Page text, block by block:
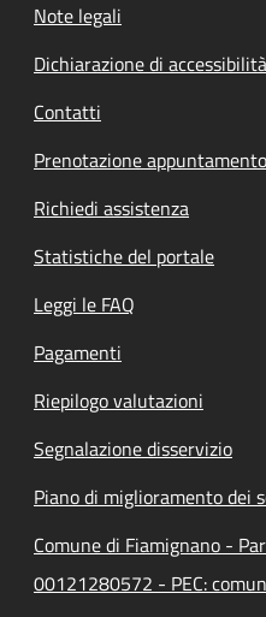
Note legali
Dichiarazione di accessibilità
Contatti
Prenotazione appuntamento
Richiedi assistenza
Statistiche del portale
Leggi le FAQ
Pagamenti
Riepilogo valutazioni
Segnalazione disservizio
Piano di miglioramento dei
Comune di Fiamignano -
00121280572 - PEC: